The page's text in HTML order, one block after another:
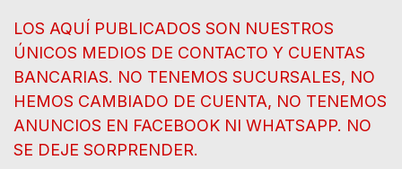
LOS AQUÍ PUBLICADOS SON NUESTROS
ÚNICOS MEDIOS DE CONTACTO Y CUENTAS
BANCARIAS. NO TENEMOS SUCURSALES, NO
HEMOS CAMBIADO DE CUENTA, NO TENEMOS
ANUNCIOS EN FACEBOOK NI WHATSAPP. NO
SE DEJE SORPRENDER.